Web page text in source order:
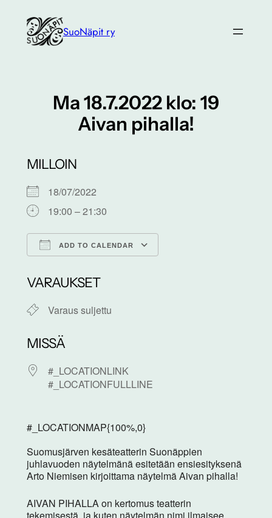
sisältöön
SuoNäpit ry
Ma 18.7.2022 klo: 19
Aivan pihalla!
MILLOIN
18/07/2022
19:00 – 21:30
ADD TO CALENDAR
VARAUKSET
Varaus suljettu
MISSÄ
#_LOCATIONLINK
#_LOCATIONFULLLINE
#_LOCATIONMAP{100%,0}
Suomusjärven kesäteatterin Suonäppien
juhlavuoden näytelmänä esitetään ensiesityksenä
Arto Niemisen kirjoittama näytelmä Aivan pihalla!
AIVAN PIHALLA on kertomus teatterin
tekemisestä, ja kuten näytelmän nimi ilmaisee,